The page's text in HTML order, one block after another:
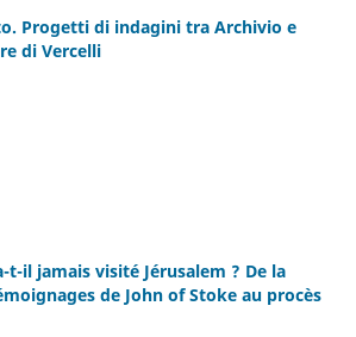
Progetti di indagini tra Archivio e
di Vercelli
t-il jamais visité Jérusalem ? De la
de John of Stoke au procès